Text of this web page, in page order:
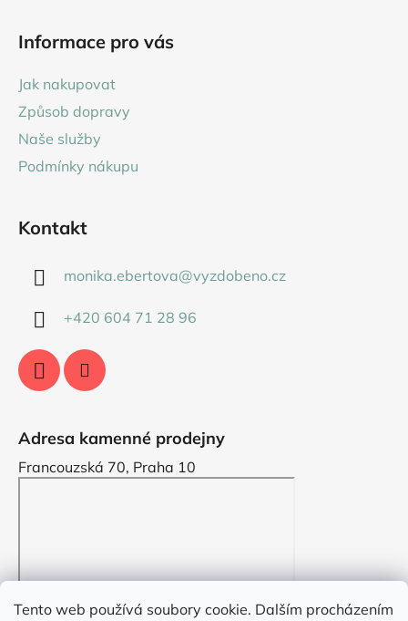
Tento web používá soubory cookie. Dalším procházením
Informace pro vás
Jak nakupovat
Způsob dopravy
Naše služby
Podmínky nákupu
Kontakt
monika.ebertova@vyzdobeno.cz
+420 604 71 28 96
Adresa kamenné prodejny
Francouzská 70, Praha 10